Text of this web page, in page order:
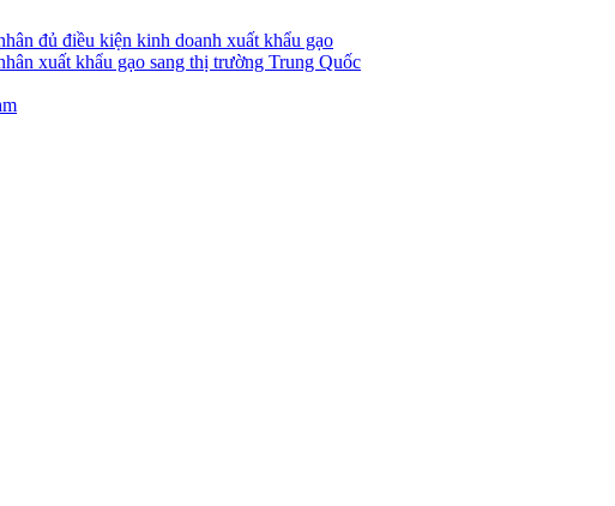
đủ điều kiện kinh doanh xuất khẩu gạo
xuất khẩu gạo sang thị trường Trung Quốc